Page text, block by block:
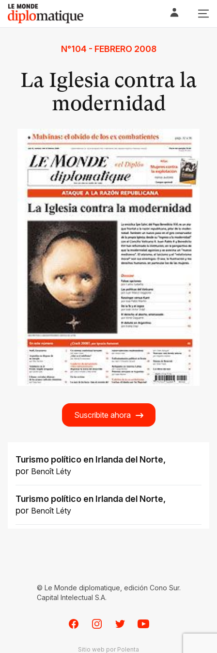
Skip
content
Le monde diplomatique
N°104 - FEBRERO 2008
La Iglesia contra la
modernidad
Suscribite ahora
Turismo político en Irlanda del Norte,
por Benoît Léty
Turismo político en Irlanda del Norte,
por Benoît Léty
© Le Monde diplomatique, edición Cono Sur.
Capital Intelectual S.A.
FacebookInstagramTwitterYoutube
Sitio web por Polenta